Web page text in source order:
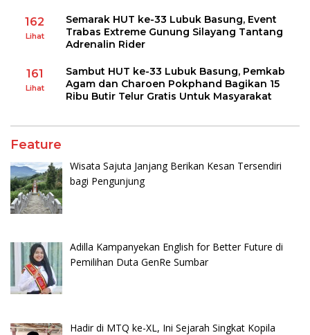
162
Lihat
Semarak HUT ke-33 Lubuk Basung, Event
Trabas Extreme Gunung Silayang Tantang
Adrenalin Rider
161
Lihat
Sambut HUT ke-33 Lubuk Basung, Pemkab
Agam dan Charoen Pokphand Bagikan 15
Ribu Butir Telur Gratis Untuk Masyarakat
Feature
Wisata Sajuta Janjang Berikan Kesan Tersendiri
bagi Pengunjung
Adilla Kampanyekan English for Better Future di
Pemilihan Duta GenRe Sumbar
Hadir di MTQ ke-XL, Ini Sejarah Singkat Kopila